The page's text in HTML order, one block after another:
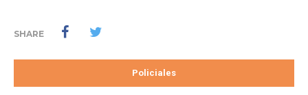
SHARE
Policiales